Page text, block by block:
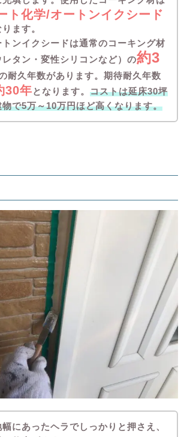
ト化学/オートンイクシード
ます。
トンイクシードは通常のコーキング材
レタン・変性シリコンなど）の約3
耐久年数があります。期待耐久年数
30年となります。 コストは延床30坪
物で5万～10万円ほど高くなります。
幅にあったヘラでしっかりと押さえ、